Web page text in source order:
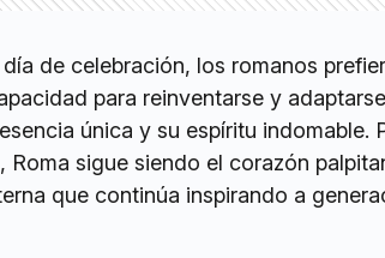
de celebración, los romanos
para reinventarse y
única y su espíritu indomable.
Roma sigue siendo el corazón
que continúa inspirando a